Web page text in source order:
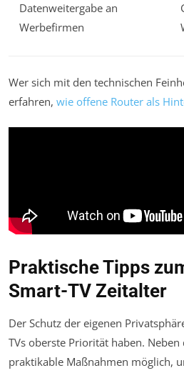
Datenweitergabe an
Werbefirmen
Wer sich mit den technischen
erfahren, wie offene Router als
Praktische Tipps
Smart-TV Zeitalter
Der Schutz der eigenen
TVs oberste Priorität haben.
praktikable Maßnahmen möglich,